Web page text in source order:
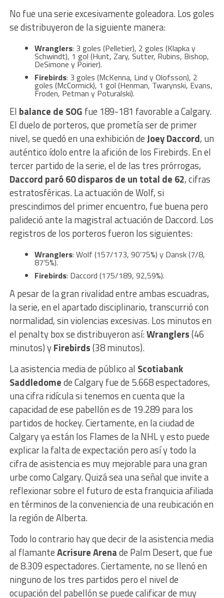
No fue una serie excesivamente goleadora. Los goles
se distribuyeron de la siguiente manera:
Wranglers: 3 goles (Pelletier), 2 goles (Klapka y
Schwindt), 1 gol (Hunt, Zary, Sutter, Rubins, Bishop,
DeSimone y Poirier).
Firebirds: 3 goles (McKenna, Lind y Olofsson), 2
goles (McCormick), 1 gol (Henman, Twarynski, Evans,
Froden, Petman y Poturalski).
El balance de SOG fue 189-181 favorable a Calgary.
El duelo de porteros, que prometía ser de primer
nivel, se quedó en una exhibición deJoey Daccord, un
auténtico ídolo entre la afición de los Firebirds. En el
tercer partido de la serie, el de las tres prórrogas,
Daccord paró 60 disparos de un total de 62, cifras
estratosféricas. La actuación de Wolf, si
prescindimos del primer encuentro, fue buena pero
palideció ante la magistral actuación de Daccord. Los
registros de los porteros fueron los siguientes:
Wranglers: Wolf (157/173, 90’75%) y Dansk (7/8,
87’5%).
Firebirds: Daccord (175/189, 92,59%).
A pesar de la gran rivalidad entre ambas escuadras,
la serie, en el apartado disciplinario, transcurrió con
normalidad, sin violencias excesivas. Los minutos en
el penalty box se distribuyeron así:Wranglers(46
minutos) yFirebirds(38 minutos).
La asistencia media de público al Scotiabank
Saddledomede Calgary fue de 5.668 espectadores,
una cifra ridícula si tenemos en cuenta que la
capacidad de ese pabellón es de 19.289 para los
partidos de hockey. Ciertamente, en la ciudad de
Calgary ya están los Flames de la NHL y esto puede
explicar la falta de expectación pero así y todo la
cifra de asistencia es muy mejorable para una gran
urbe como Calgary. Quizá sea una señal que invite a
reflexionar sobre el futuro de esta franquicia afiliada
en términos de la conveniencia de una reubicación en
la región de Alberta.
Todo lo contrario hay que decir de la asistencia media
al flamanteAcrisure Arenade Palm Desert, que fue
de 8.309 espectadores. Ciertamente, no se llenó en
ninguno de los tres partidos pero el nivel de
ocupación del pabellón se puede calificar de muy